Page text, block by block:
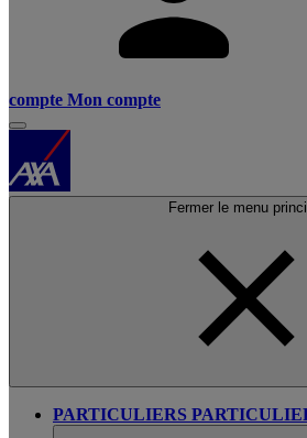
compte Mon compte
Fermer le menu
PARTICULIERS